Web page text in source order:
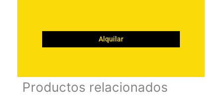
Productos relacionados